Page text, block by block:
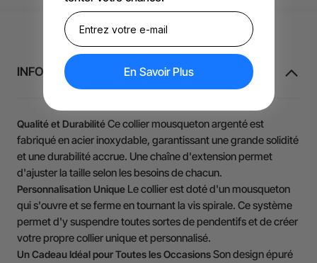
INFORMATIONS SUR LE PRODUIT
Qualité et DurabilitéCe collier mousqueton argenté est
fabriqué en acier inoxydable, garantissant une grande solidité
et une durabilité accrue. Une chaîne d'extension permet
d'ajuster la taille selon les besoins de chacun.
Personnalisation Unique Le collier est doté d'un mousqueton
qui s'ouvre et se ferme en tournant la vis spirale. Ce système
permet d'y suspendre toutes sortes de pendentifs et de créer
votre propre collier unique et personnalisé.
Un Cadeau Idéal pour Toutes les OccasionsSon design épuré
En Savoir Plus